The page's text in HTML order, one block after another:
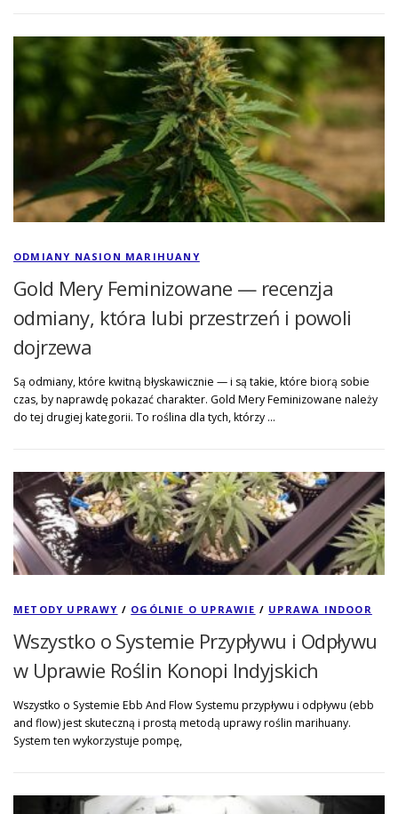
ODMIANY NASION MARIHUANY
Gold Mery Feminizowane — recenzja
odmiany, która lubi przestrzeń i powoli
dojrzewa
Są odmiany, które kwitną błyskawicznie — i są takie, które biorą sobie
czas, by naprawdę pokazać charakter. Gold Mery Feminizowane należy
do tej drugiej kategorii. To roślina dla tych, którzy …
METODY UPRAWY / OGÓLNIE O UPRAWIE / UPRAWA INDOOR
Wszystko o Systemie Przypływu i Odpływu
w Uprawie Roślin Konopi Indyjskich
Wszystko o Systemie Ebb And Flow Systemu przypływu i odpływu (ebb
and flow) jest skuteczną i prostą metodą uprawy roślin marihuany.
System ten wykorzystuje pompę,